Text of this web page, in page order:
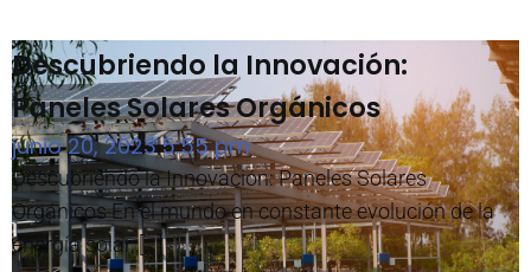
Descubriendo la Innovación:
Paneles Solares Orgánicos
junio 20, 2023|5:55 pm
Descubriendo la Innovación: Paneles Solares
Orgánicos En el mundo en constante evolución de la
energía solar, […]